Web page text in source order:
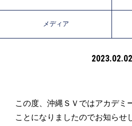
メディア
2023.02.02
この度、沖縄ＳＶではアカデミ
ことになりましたのでお知らせ